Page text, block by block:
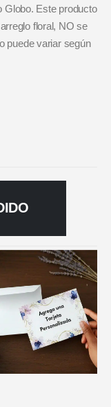
Globo. Este producto
floral, NO se
puede variar según